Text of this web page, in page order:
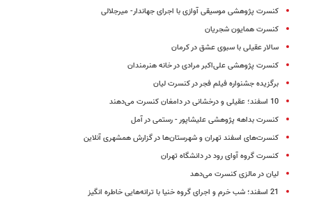
کنسرت پژوهشی موسیقی آوازی با اجرای جهاندار- میرجلالی
کنسرت همایون شجریان
سالار عقیلی با سبوی عشق در کرمان
کنسرت پژوهشی علی‌اکبر مرادی در خانه هنرمندان
برگزیده جشنواره فیلم فجر در کنسرت لیان
10 اسفند؛ عقیلی و درخشانی در دامغان کنسرت می‌دهند
کنسرت بداهه پژوهشی علیشاپور - رستمی در آمل
کنسرت‌های اسفند تهران و شهرستان‌ها در گزارش همشهری آنلاین
کنسرت گروه آوای رود در دانشگاه تهران
لیان در مالزی کنسرت می‌دهد
21 اسفند؛ شب خرم و اجرای گروه خنیا با ترانه‌هایی خاطره انگیز